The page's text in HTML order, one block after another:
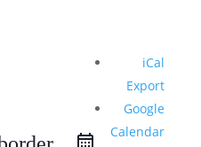
iCal
Export
Google
Calendar